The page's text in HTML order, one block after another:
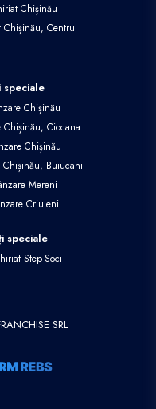
Chișinău
Centru
speciale
Chișinău
Chișinău, Ciocana
Chișinău
Buiucani
Mereni
Criuleni
speciale
Step-Soci
SRL